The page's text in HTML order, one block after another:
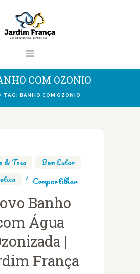
COM OZONIO
TAG: BANHO COM OZONIO
JARDIM
NORTE DE SÃO
PAULO
São Paulo
& Tosa Bem Estar
Compartilhar
Banho
Água
|
França